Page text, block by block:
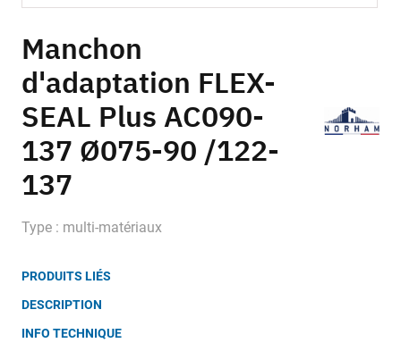
to
the
beginning
of
the
gallery
Manchon
d'adaptation FLEX-
SEAL Plus AC090-
137 Ø075-90 /122-
137
Type : multi-matériaux
PRODUITS LIÉS
DESCRIPTION
INFO TECHNIQUE